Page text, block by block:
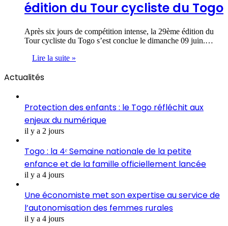
édition du Tour cycliste du Togo
Après six jours de compétition intense, la 29ème édition du
Tour cycliste du Togo s’est conclue le dimanche 09 juin.…
Lire la suite »
Actualités
Protection des enfants : le Togo réfléchit aux
enjeux du numérique
il y a 2 jours
Togo : la 4ᵉ Semaine nationale de la petite
enfance et de la famille officiellement lancée
il y a 4 jours
Une économiste met son expertise au service de
l’autonomisation des femmes rurales
il y a 4 jours